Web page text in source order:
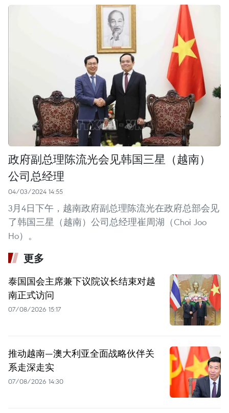
政府副总理陈流光会见韩国三星（越南）
公司总经理
04/03/2024 14:55
3月4日下午，越南政府副总理陈流光在政府总部会见
了韩国三星（越南）公司总经理崔周湖（Choi Joo
Ho）。
更多
泰国国会主席兼下议院议长结束对越
南正式访问
07/08/2026 15:17
推动越南—澳大利亚全面战略伙伴关
系走深走实
07/08/2026 14:30